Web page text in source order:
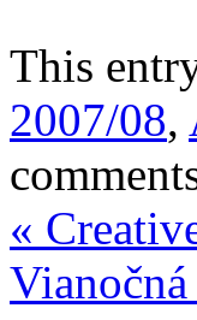
This
2007/08,
«